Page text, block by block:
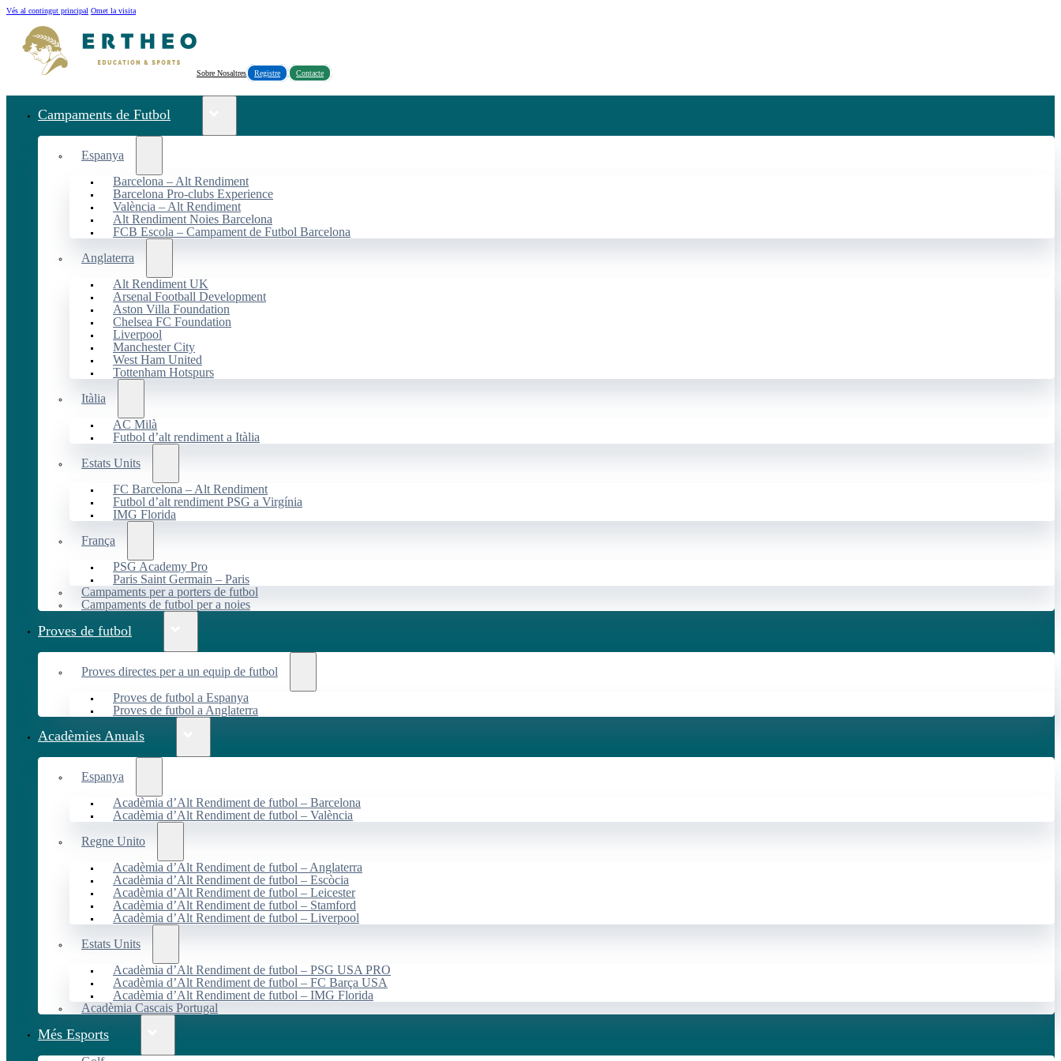
Vés al contingut principal Omet la visita
Sobre Nosaltres Registre Contacte
Campaments de Futbol
Espanya
Barcelona – Alt Rendiment
Barcelona Pro-clubs Experience
València – Alt Rendiment
Alt Rendiment Noies Barcelona
FCB Escola – Campament de Futbol Barcelona
Anglaterra
Alt Rendiment UK
Arsenal Football Development
Aston Villa Foundation
Chelsea FC Foundation
Liverpool
Manchester City
West Ham United
Tottenham Hotspurs
Itàlia
AC Milà
Futbol d’alt rendiment a Itàlia
Estats Units
FC Barcelona – Alt Rendiment
Futbol d’alt rendiment PSG a Virgínia
IMG Florida
França
PSG Academy Pro
Paris Saint Germain – Paris
Campaments per a porters de futbol
Campaments de futbol per a noies
Proves de futbol
Proves directes per a un equip de futbol
Proves de futbol a Espanya
Proves de futbol a Anglaterra
Acadèmies Anuals
Espanya
Acadèmia d’Alt Rendiment de futbol – Barcelona
Acadèmia d’Alt Rendiment de futbol – València
Regne Unito
Acadèmia d’Alt Rendiment de futbol – Anglaterra
Acadèmia d’Alt Rendiment de futbol – Escòcia
Acadèmia d’Alt Rendiment de futbol – Leicester
Acadèmia d’Alt Rendiment de futbol – Stamford
Acadèmia d’Alt Rendiment de futbol – Liverpool
Estats Units
Acadèmia d’Alt Rendiment de futbol – PSG USA PRO
Acadèmia d’Alt Rendiment de futbol – FC Barça USA
Acadèmia d’Alt Rendiment de futbol – IMG Florida
Acadèmia Cascais Portugal
Més Esports